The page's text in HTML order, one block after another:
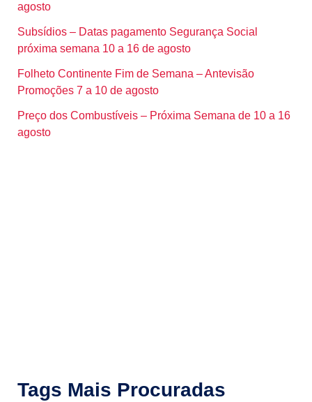
agosto
Subsídios – Datas pagamento Segurança Social
próxima semana 10 a 16 de agosto
Folheto Continente Fim de Semana – Antevisão
Promoções 7 a 10 de agosto
Preço dos Combustíveis – Próxima Semana de 10 a 16
agosto
Tags Mais Procuradas